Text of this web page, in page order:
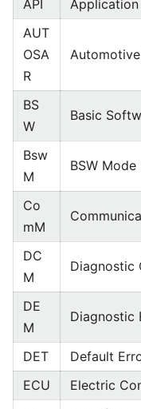
API
AUT
OSA
R
BS
W
Basic
Bsw
M
BSW
Co
mM
DC
M
Diagnostic
DE
M
Diagnostic
DET
Default
ECU
Electric